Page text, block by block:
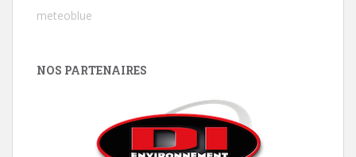
meteoblue
NOS PARTENAIRES